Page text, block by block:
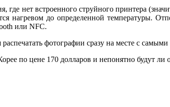
где нет встроенного струйного принтера
нагревом до определенной температуры.
или NFC.
фотографии сразу на месте с
по цене 170 долларов и непонятно будут ли